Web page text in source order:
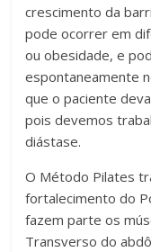
crescimento da
pode ocorrer em
ou obesidade, e
espontaneamente
que o paciente
pois devemos
diástase.
O Método Pilates
fortalecimento do
fazem parte os
Transverso do